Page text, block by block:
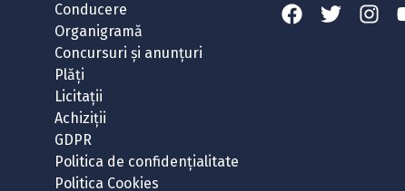
Conducere
Organigramă
Concursuri și anunțuri
Plăți
Licitații
Achiziții
GDPR
Politica de confidențialitate
Politica Cookies